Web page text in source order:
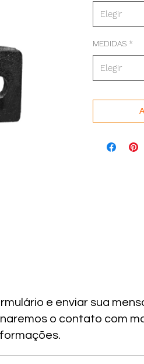
Elegir
MEDIDAS *
Elegir
e enviar sua
o contato com